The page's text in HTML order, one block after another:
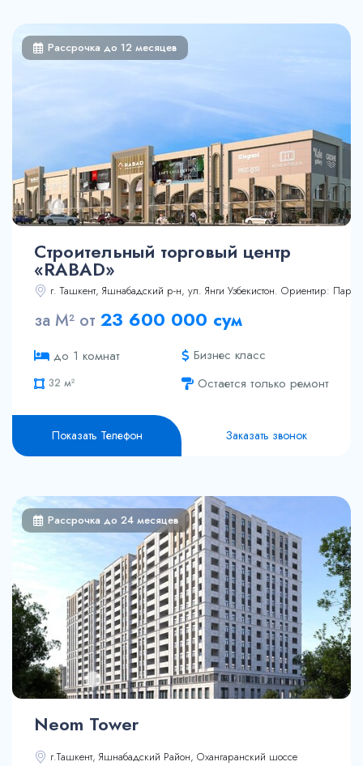
Рассрочка до 12 месяцев
Строительный торговый центр
«RABAD»
г. Ташкент, Яшнабадский р-н, ул. Янги Узбекистон. Ориентир: Парк
за М² от23 600 000 сум
до 1 комнат Бизнес класс
28.8 м²
46.3 м²
47 м²
Остается только ремонт
Показать Телефон Заказать звонок
Рассрочка до 24 месяцев
Neom Tower
г.Ташкент, Яшнабадский Район, Охангаранский шоссе